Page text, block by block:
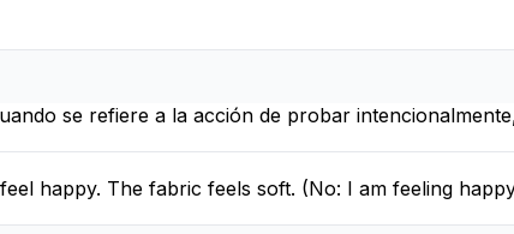
se refiere a la acción de probar
happy. The fabric feels soft. (No: I am feeling